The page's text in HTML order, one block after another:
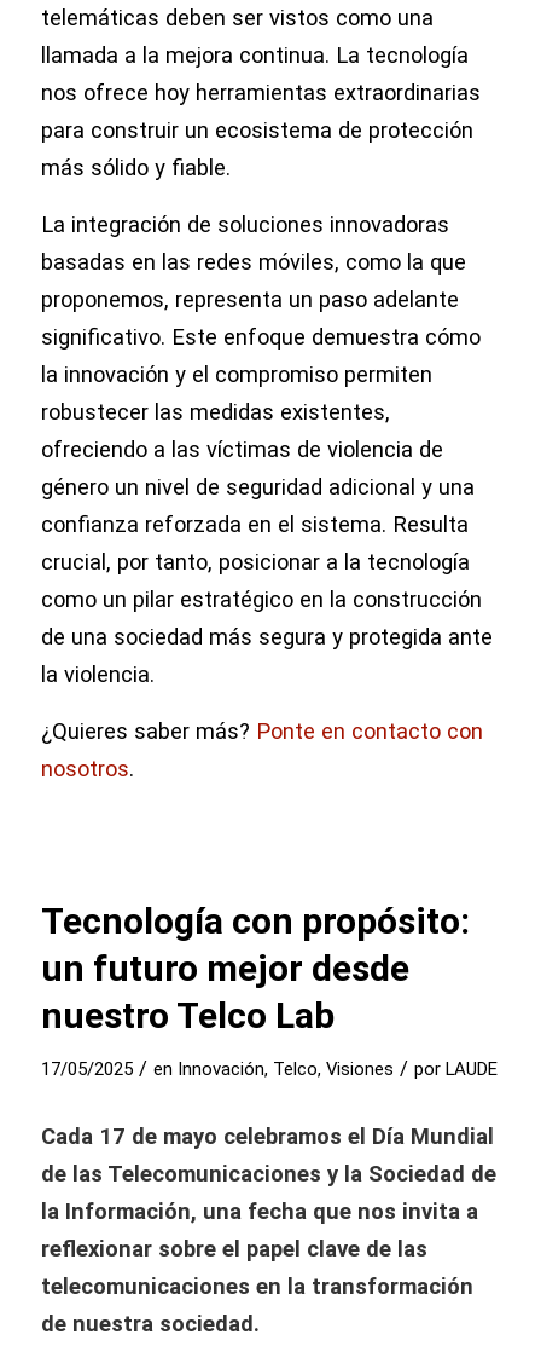
telemáticas deben ser vistos como una
llamada a la mejora continua. La tecnología
nos ofrece hoy herramientas extraordinarias
para construir un ecosistema de protección
más sólido y fiable.
La integración de soluciones innovadoras
basadas en las redes móviles, como la que
proponemos, representa un paso adelante
significativo. Este enfoque demuestra cómo
la innovación y el compromiso permiten
robustecer las medidas existentes,
ofreciendo a las víctimas de violencia de
género un nivel de seguridad adicional y una
confianza reforzada en el sistema. Resulta
crucial, por tanto, posicionar a la tecnología
como un pilar estratégico en la construcción
de una sociedad más segura y protegida ante
la violencia.
¿Quieres saber más? Ponte en contacto con
nosotros.
Tecnología con propósito:
un futuro mejor desde
nuestro Telco Lab
17/05/2025 / en Innovación, Telco, Visiones / por LAUDE
Cada 17 de mayo celebramos el Día Mundial
de las Telecomunicaciones y la Sociedad de
la Información, una fecha que nos invita a
reflexionar sobre el papel clave de las
telecomunicaciones en la transformación
de nuestra sociedad.